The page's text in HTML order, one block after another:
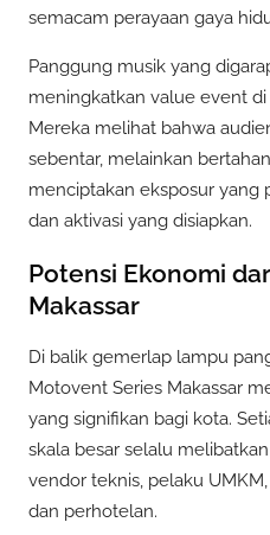
semacam perayaan gaya
Panggung musik yang
meningkatkan value event
Mereka melihat bahwa
sebentar, melainkan
menciptakan eksposur yang
dan aktivasi yang disiapkan.
Potensi Ekonomi
Makassar
Di balik gemerlap lampu
Motovent Series Makassar
yang signifikan bagi kota.
skala besar selalu
vendor teknis, pelaku
dan perhotelan.